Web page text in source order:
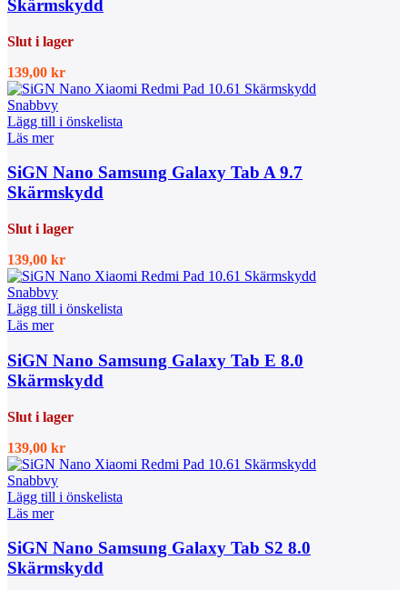
Skärmskydd
Slut i lager
139,00 kr
Snabbvy
Lägg till i önskelista
Läs mer
SiGN Nano Samsung Galaxy Tab A 9.7
Skärmskydd
Slut i lager
139,00 kr
Snabbvy
Lägg till i önskelista
Läs mer
SiGN Nano Samsung Galaxy Tab E 8.0
Skärmskydd
Slut i lager
139,00 kr
Snabbvy
Lägg till i önskelista
Läs mer
SiGN Nano Samsung Galaxy Tab S2 8.0
Skärmskydd